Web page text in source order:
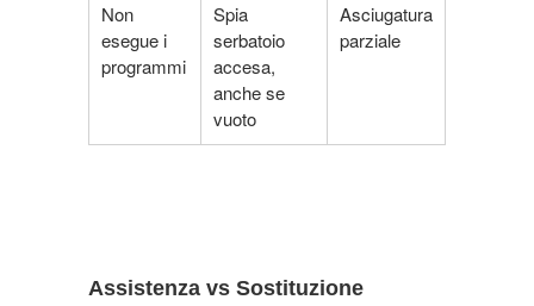
Non
esegue i
programmi
Spia
serbatoio
accesa,
anche se
vuoto
Asciugatura
parziale
Assistenza vs Sostituzione